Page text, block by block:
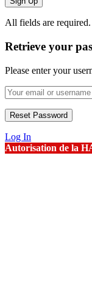
All fields are required.
Retrieve your
Please enter your
Log In
Autorisation de la